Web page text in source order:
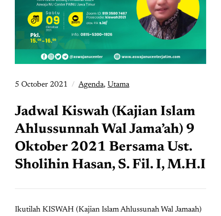
5 October 2021 Agenda, Utama
Jadwal Kiswah (Kajian Islam
Ahlussunnah Wal Jama’ah) 9
Oktober 2021 Bersama Ust.
Sholihin Hasan, S. Fil. I, M.H.I
Ikutilah KISWAH (Kajian Islam Ahlussunah Wal Jamaah)